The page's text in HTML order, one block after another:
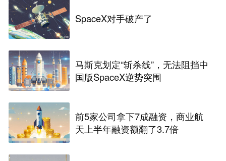
SpaceX对手破产了
马斯克划定“斩杀线”，无法阻挡中
国版SpaceX逆势突围
前5家公司拿下7成融资，商业航
天上半年融资额翻了3.7倍